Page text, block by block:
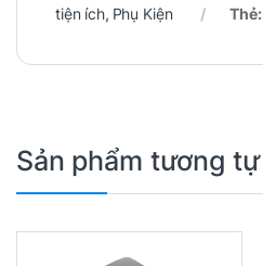
tiện ích, Phụ Kiện Thẻ:
Sản phẩm tương tự